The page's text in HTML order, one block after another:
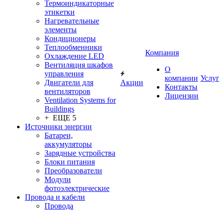
Термоиндикаторные
этикетки
Нагревательные
элементы
Кондиционеры
Теплообменники
Охлаждение LED
Вентиляция шкафов
управления
Двигатели для
вентиляторов
Ventilation Systems for
Buildings
+ ЕЩЕ 5
Источники энергии
Батареи,
аккумуляторы
Зарядные устройства
Блоки питания
Преобразователи
Модули
фотоэлектрические
Провода и кабели
Провода
Акции
Компания
О
компании
Контакты
Лицензии